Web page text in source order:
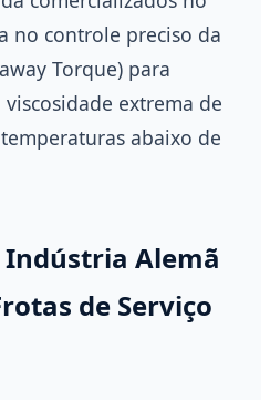
no controle preciso da
Torque) para
extrema de
abaixo de
Indústria Alemã
de Serviço